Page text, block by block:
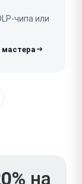
чипа или
на